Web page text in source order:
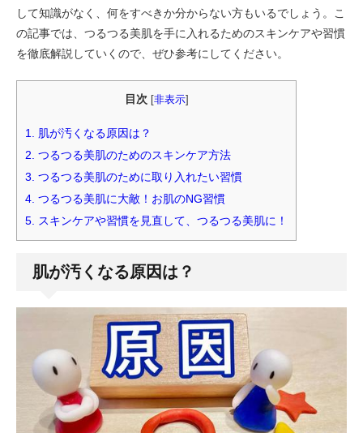
して知識がなく、何をすべきか分からない方もいるでしょう。こ
の記事では、つるつる美肌を手に入れるためのスキンケアや習慣
を徹底解説していくので、ぜひ参考にしてください。
目次 非表示]
1. 肌が汚くなる原因は？
2. つるつる美肌のためのスキンケア方法
3. つるつる美肌のために取り入れたい習慣
4. つるつる美肌に大敵！お肌のNG習慣
5. スキンケアや習慣を見直して、つるつる美肌に！
肌が汚くなる原因は？